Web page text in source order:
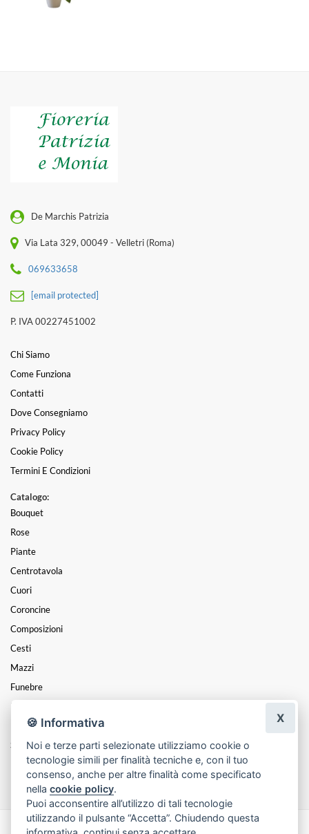
De Marchis Patrizia
Via Lata 329, 00049 - Velletri (Roma)
069633658
[email protected]
P. IVA 00227451002
Chi Siamo
Come Funziona
Contatti
Dove Consegniamo
Privacy Policy
Cookie Policy
Termini E Condizioni
Catalogo:
Bouquet
Rose
Piante
Centrotavola
Cuori
Coroncine
Composizioni
Cesti
Mazzi
Funebre
Natale
Festa Della Donna
San Valentino
Festa Della Mamma
🍪 Informativa
Noi e terze parti selezionate utilizziamo cookie o
tecnologie simili per finalità tecniche e, con il tuo
consenso, anche per altre finalità come specificato
nellacookie policy.
Puoi acconsentire all’utilizzo di tali tecnologie
utilizzando il pulsante “Accetta”. Chiudendo questa
X